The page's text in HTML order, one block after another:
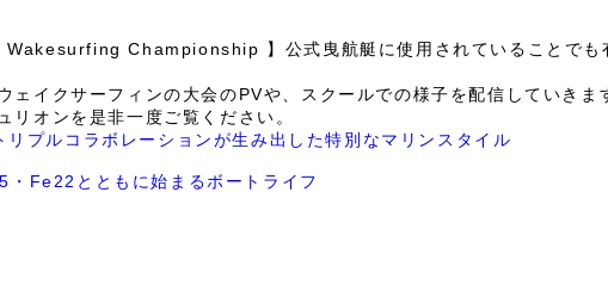
Championship 】公式曳航艇に使用されていることでも
ェイクサーフィンの大会のPVや、スクールでの様子を配信していきま
オンを是非一度ご覧ください。
ルコラボレーションが生み出した特別なマリンスタイル
Fe22とともに始まるボートライフ